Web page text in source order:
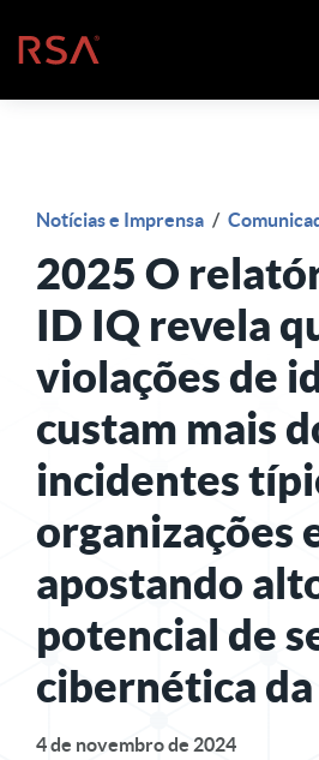
Início
Notícias e Imprensa /
2025 O
ID IQ revela
violações de
custam mais
incidentes
organizações
apostando
potencial de
cibernética
4 de novembro de 2024